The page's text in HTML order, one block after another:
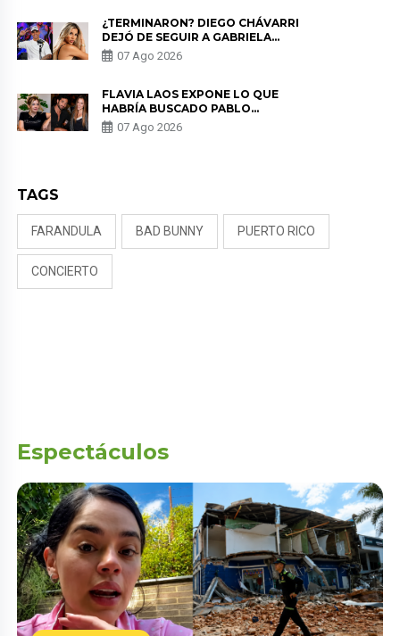
¿TERMINARON? DIEGO CHÁVARRI
DEJÓ DE SEGUIR A GABRIELA
HERRERA Y ANUNCIA SU SALIDA
DE PÓDCAST
07 Ago 2026
FLAVIA LAOS EXPONE LO QUE
HABRÍA BUSCADO PABLO
HEREDIA CON ALE FULLER: “UNA
DE LAS PARTES QUERÍA EL
07 Ago 2026
TAGS
FARANDULA BAD BUNNY PUERTO RICO
CONCIERTO
Espectáculos